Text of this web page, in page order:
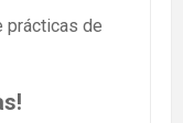
prácticas de